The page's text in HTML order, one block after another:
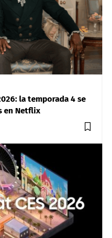
la temporada 4 se
en Netflix